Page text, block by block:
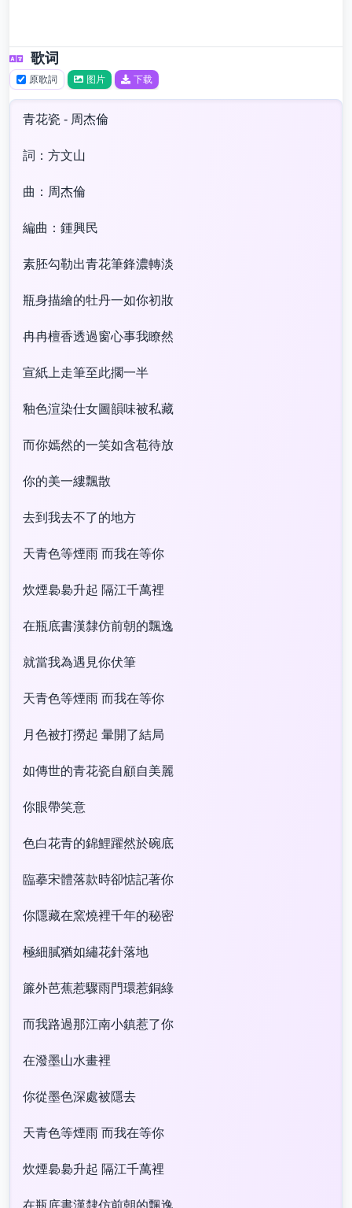
歌词
原歌詞 图片 下载
青花瓷 - 周杰倫
詞：方文山
曲：周杰倫
編曲：鍾興民
素胚勾勒出青花筆鋒濃轉淡
瓶身描繪的牡丹一如你初妝
冉冉檀香透過窗心事我瞭然
宣紙上走筆至此擱一半
釉色渲染仕女圖韻味被私藏
而你嫣然的一笑如含苞待放
你的美一縷飄散
去到我去不了的地方
天青色等煙雨 而我在等你
炊煙裊裊升起 隔江千萬裡
在瓶底書漢隸仿前朝的飄逸
就當我為遇見你伏筆
天青色等煙雨 而我在等你
月色被打撈起 暈開了結局
如傳世的青花瓷自顧自美麗
你眼帶笑意
色白花青的錦鯉躍然於碗底
臨摹宋體落款時卻惦記著你
你隱藏在窯燒裡千年的秘密
極細膩猶如繡花針落地
簾外芭蕉惹驟雨門環惹銅綠
而我路過那江南小鎮惹了你
在潑墨山水畫裡
你從墨色深處被隱去
天青色等煙雨 而我在等你
炊煙裊裊升起 隔江千萬裡
在瓶底書漢隸仿前朝的飄逸